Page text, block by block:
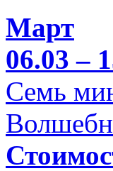
Март
06.03 –
Семь